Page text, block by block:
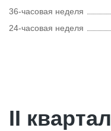
36-часовая неделя
24-часовая неделя
II квартал